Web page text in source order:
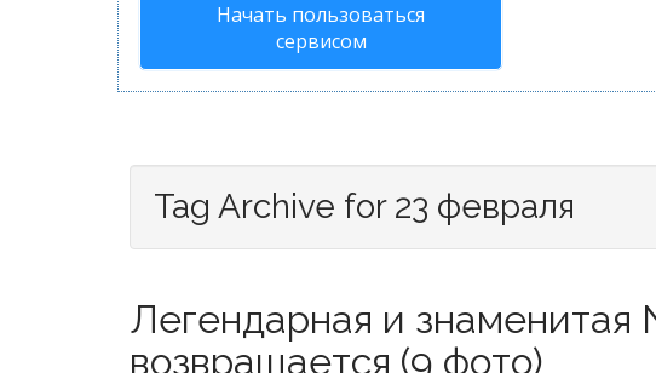
Начать пользоваться
сервисом
Tag Archive for 23 февраля
Легендарная и знаменитая
возвращается (9 фото)